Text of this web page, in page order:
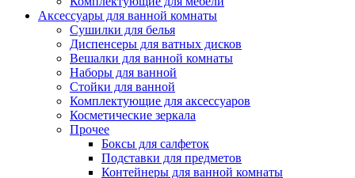
Аксессуары для ванной комнаты
Сушилки для белья
Диспенсеры для ватных дисков
Вешалки для ванной комнаты
Наборы для ванной
Стойки для ванной
Комплектующие для аксессуаров
Косметические зеркала
Прочее
Боксы для салфеток
Подставки для предметов
Контейнеры для ванной комнаты